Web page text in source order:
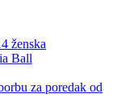
ženska
Ball
za poredak od